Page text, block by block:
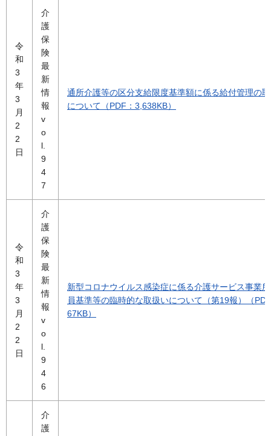
令
和
3
年
3
月
2
2
日
介
護
保
険
最
新
情
報
v
o
l.
9
4
7
通所介護等の区分支給限度基準額に係る給付管理の
について（PDF：3,638KB）
令
和
3
年
3
月
2
2
日
介
護
保
険
最
新
情
報
v
o
l.
9
4
6
新型コロナウイルス感染症に係る介護サービス事業
員基準等の臨時的な取扱いについて（第19報）（
67KB）
介
護